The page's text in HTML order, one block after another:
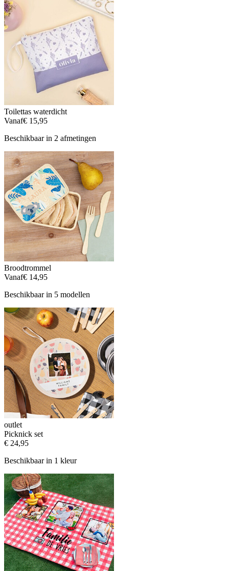
Toilettas waterdicht
Vanaf€ 15,95
Beschikbaar in 2 afmetingen
Broodtrommel
Vanaf€ 14,95
Beschikbaar in 5 modellen
outlet
Picknick set
€ 24,95
Beschikbaar in 1 kleur